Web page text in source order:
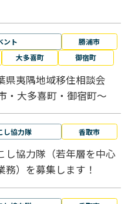
ント
勝浦市
大多喜町 御宿町
県夷隅地域移住相談会
大多喜町・御宿町～
し協力隊 香取市
し協力隊（若年層を中心
）を募集します！